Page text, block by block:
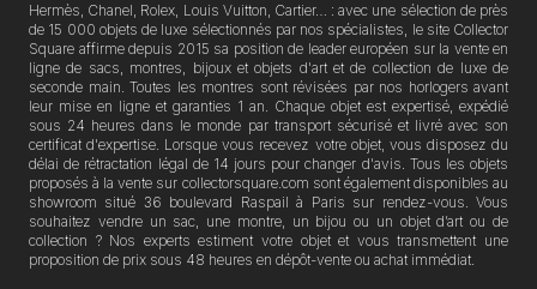
Hermès, Chanel, Rolex, Louis Vuitton, Cartier… : avec une sélection de près
de 15 000 objets de luxe sélectionnés par nos spécialistes, le site Collector
Square affirme depuis 2015 sa position de leader européen sur la vente en
ligne de sacs, montres, bijoux et objets d'art et de collection de luxe de
seconde main. Toutes les montres sont révisées par nos horlogers avant
leur mise en ligne et garanties 1 an. Chaque objet est expertisé, expédié
sous 24 heures dans le monde par transport sécurisé et livré avec son
certificat d'expertise. Lorsque vous recevez votre objet, vous disposez du
délai de rétractation légal de 14 jours pour changer d'avis. Tous les objets
proposés à la vente sur collectorsquare.com sont également disponibles au
showroom situé 36 boulevard Raspail à Paris sur rendez-vous. Vous
souhaitez vendre un sac, une montre, un bijou ou un objet d’art ou de
collection ? Nos experts estiment votre objet et vous transmettent une
proposition de prix sous 48 heures en dépôt-vente ou achat immédiat.